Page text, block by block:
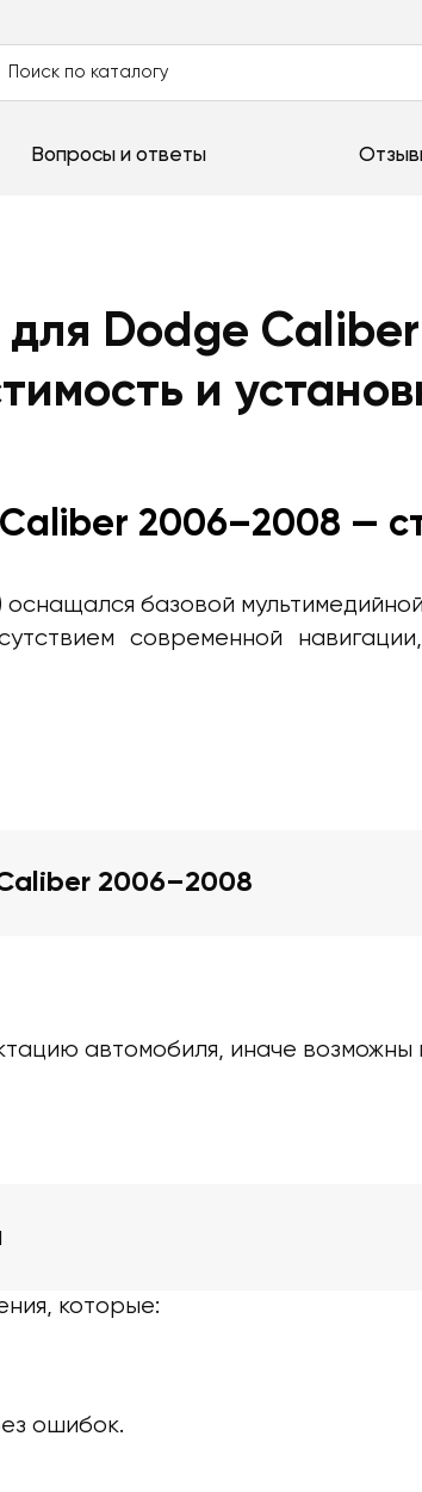
Вопросы и ответы
для Dodge
и
2006–2008 —
базовой
современной
2006–2008
автомобиля, иначе возможны
которые:
ошибок.